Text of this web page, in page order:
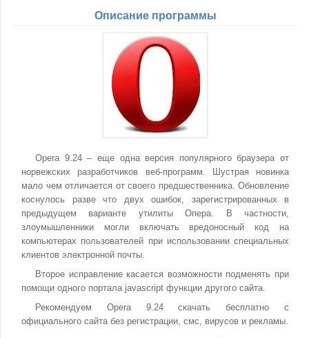
Описание программы
Opera 9.24 – еще одна версия популярного браузера от
норвежских разработчиков веб-программ. Шустрая новинка
мало чем отличается от своего предшественника. Обновление
коснулось разве что двух ошибок, зарегистрированных в
предыдущем варианте утилиты Опера. В частности,
злоумышленники могли включать вредоносный код на
компьютерах пользователей при использовании специальных
клиентов электронной почты.
Второе исправление касается возможности подменять при
помощи одного портала javascript функции другого сайта.
Рекомендуем Opera 9.24 скачать бесплатно с
официального сайта без регистрации, смс, вирусов и рекламы.